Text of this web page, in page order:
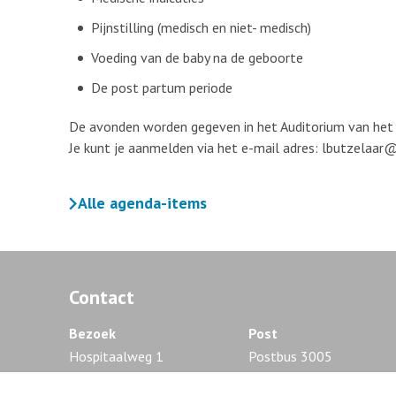
Pijnstilling (medisch en niet- medisch)
Voeding van de baby na de geboorte
De post partum periode
De avonden worden gegeven in het Auditorium van
Je kunt je aanmelden via het e-mail adres:
Alle agenda-items
Contact
Bezoek
Hospitaalweg 1
1315 RA Almere
Post
Postbus 3005
1300 EG Almere